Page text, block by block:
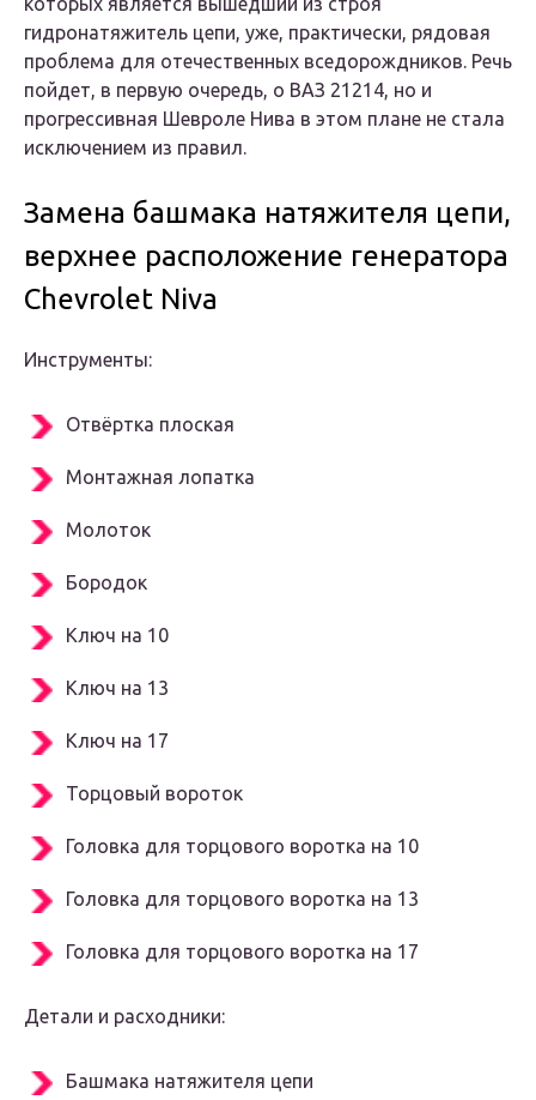
гидронатяжитель цепи, уже, практически, рядовая
проблема для отечественных вседорождников. Речь
пойдет, в первую очередь, о ВАЗ 21214, но и
прогрессивная Шевроле Нива в этом плане не стала
исключением из правил.
Замена башмака натяжителя цепи,
верхнее расположение генератора
Chevrolet Niva
Инструменты:
Отвёртка плоская
Монтажная лопатка
Молоток
Бородок
Ключ на 10
Ключ на 13
Ключ на 17
Торцовый вороток
Головка для торцового воротка на 10
Головка для торцового воротка на 13
Головка для торцового воротка на 17
Детали и расходники:
Башмака натяжителя цепи